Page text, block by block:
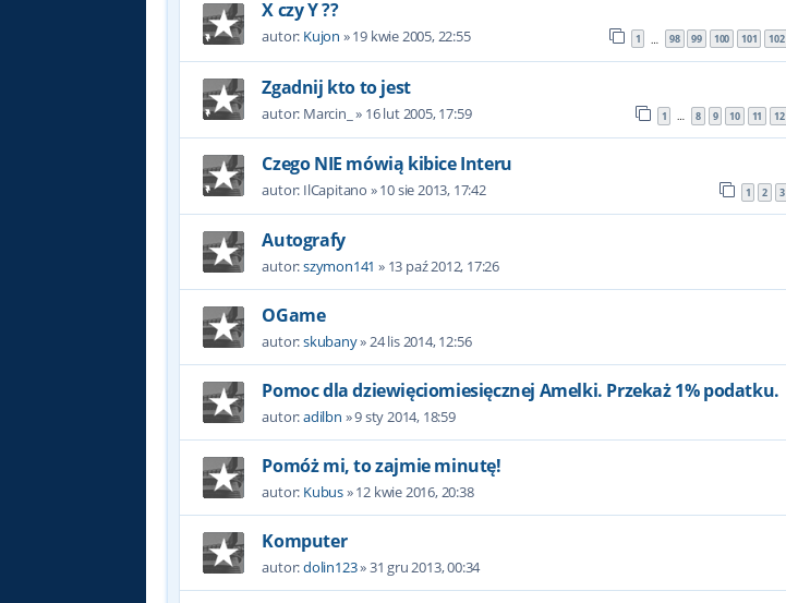
X czy Y ??
autor: Kujon »19 kwie 2005, 22:55 1 … 98 99 100 101 102
Zgadnij kto to jest
autor: Marcin_ » 16 lut 2005, 17:59 1 … 8 9 10 11 12
Czego NIE mówią kibice Interu
autor: IlCapitano »10 sie 2013, 17:42 1 2 3
Autografy
autor:szymon141 » 13 paź 2012, 17:26
OGame
autor:skubany»24 lis 2014, 12:56
Pomoc dla dziewięciomiesięcznej Amelki. Przekaż 1% podatku.
autor:adilbn »9 sty 2014, 18:59
Pomóż mi, to zajmie minutę!
autor: Kubus»12 kwie 2016, 20:38
Komputer
autor:dolin123»31 gru 2013, 00:34